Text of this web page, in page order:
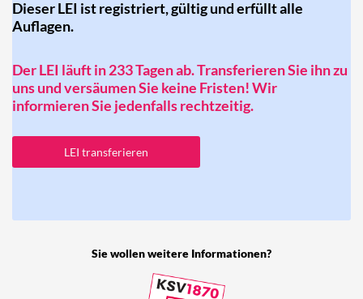
Dieser LEI ist registriert, gültig und erfüllt alle
Auflagen.
Der LEI läuft in 233 Tagen ab. Transferieren Sie ihn zu
uns und versäumen Sie keine Fristen! Wir
informieren Sie jedenfalls rechtzeitig.
LEI transferieren
Sie wollen weitere Informationen?